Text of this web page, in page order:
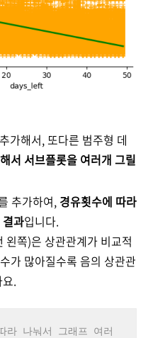
가해서, 또다른 범주형 데
서 서브플롯을 여러개 그릴
추가하여, 경유횟수에 따라
과입니다.
왼쪽)은 상관관계가 비교적
가 많아질수록 음의 상관관
.
나눠서 그래프 여러